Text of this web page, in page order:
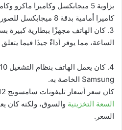
بزاوية 5 ميجابكسل وكاميرا
كاميرا أمامية بدقة 8 ميجابكسل للصور السيلفي.
الساعة، مما يوفر أداءً جيدًا فيما
Samsung الخاصة به.
كان سعر أسعار تليفونات سامسونج a12في ذلك الوقت يعتمد على
السعة التخزينية والسوق، ولكنه كان
السعر.